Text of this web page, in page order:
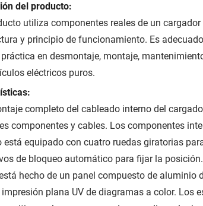
del producto:
utiliza componentes reales de un
y principio de funcionamiento. Es
en desmontaje, montaje,
eléctricos puros.
completo del cableado interno del
componentes y cables. Los componentes
está equipado con cuatro ruedas giratorias
de bloqueo automático para fijar la posición.
hecho de un panel compuesto de aluminio
impresión plana UV de diagramas a color.